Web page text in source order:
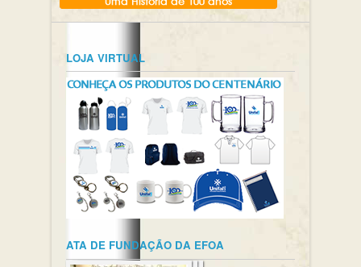
LOJA VIRTUAL
ATA DE FUNDAÇÃO DA EFOA